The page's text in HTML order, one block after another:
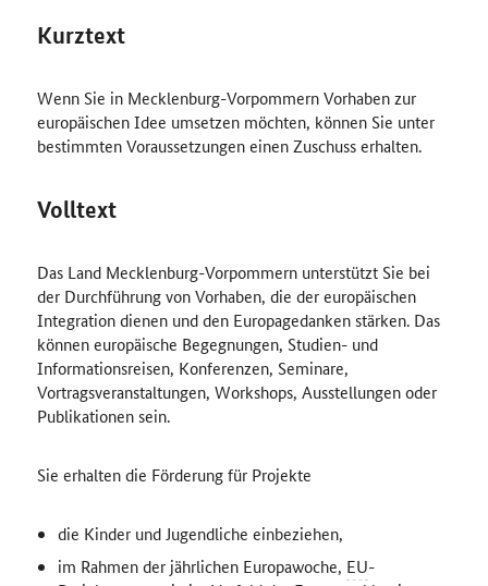
Kurztext
Wenn Sie in Mecklenburg-Vorpommern Vorhaben zur
europäischen Idee umsetzen möchten, können Sie unter
bestimmten Voraussetzungen einen Zuschuss erhalten.
Volltext
Das Land Mecklenburg-Vorpommern unterstützt Sie bei
der Durchführung von Vorhaben, die der europäischen
Integration dienen und den Europagedanken stärken. Das
können europäische Begegnungen, Studien- und
Informationsreisen, Konferenzen, Seminare,
Vortragsveranstaltungen, Workshops, Ausstellungen oder
Publikationen sein.
Sie erhalten die Förderung für Projekte
die Kinder und Jugendliche einbeziehen,
im Rahmen der jährlichen Europawoche, EU-